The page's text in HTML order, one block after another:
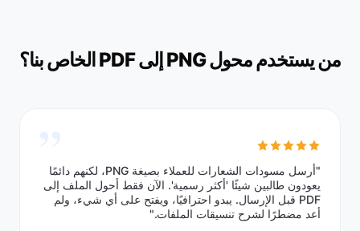
من يستخدم محول PNG إلى PDF الخاص بنا؟
"أرسل مسودات الشعارات للعملاء بصيغة PNG، لكنهم دائمًا
يعودون طالبين شيئًا 'أكثر رسمية'. الآن فقط أحول الملف إلى
PDF قبل الإرسال. يبدو احترافيًا، ويفتح على أي شيء، ولم
أعد مضطرًا لشرح تنسيقات الملفات."